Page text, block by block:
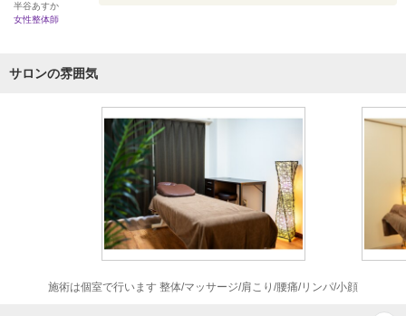
半谷あすか
女性整体師
サロンの雰囲気
施術は個室で行います 整体/マッサージ/肩こり/腰痛/リンパ/小顔